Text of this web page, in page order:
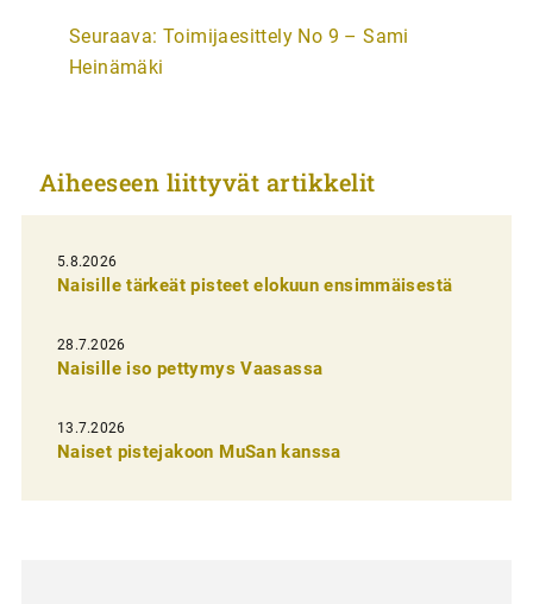
t
i
e
i
e
n
s
e
l
Seuraava: Toimijaesittely No 9 – Sami
Heinämäki
Aiheeseen liittyvät artikkelit
5.8.2026
Naisille tärkeät pisteet elokuun ensimmäisestä
28.7.2026
Naisille iso pettymys Vaasassa
13.7.2026
Naiset pistejakoon MuSan kanssa